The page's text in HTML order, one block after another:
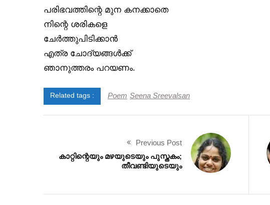
പരിഭവത്തിന്റെ മുന കനക്കാതെ
നിന്റെ ശരികളെ
ചേർത്തുപിടിക്കാൻ
എത്ര ചോദ്യങ്ങൾക്ക്
ഞാനുത്തരം പറയണം.
Related tags : Poem Seena Sreevalsan
Previous Post
കാറ്റിന്റെയും മഴയുടെയും പുസ്തകം;
തീവണ്ടിയുടെയും